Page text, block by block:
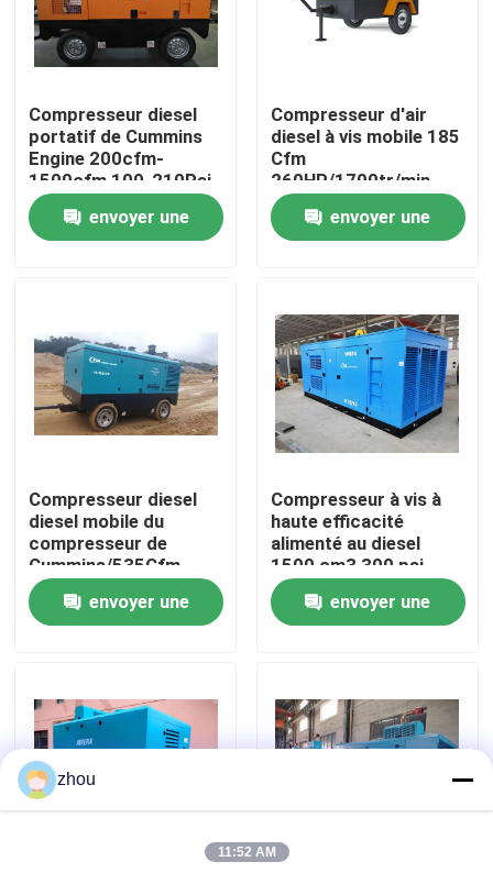
Maison
Vidéos
Visite d'usine
Contrôle de qualité
Nouvelles
Cas
Demandez une citation
Compresseur diesel
portatif de Cummins
Engine 200cfm-
1500cfm 100-210Psi
envoyer une
Compresseur d'air
diesel à vis mobile 185
Cfm
260HP/1700tr/min
envoyer une
Compresseur diesel
diesel mobile du
compresseur de
Cummins/535Cfm
190Psi pour sabler
envoyer une
Compresseur à vis à
haute efficacité
alimenté au diesel
1500 cm3 300 psi
envoyer une
zhou
11:52 AM